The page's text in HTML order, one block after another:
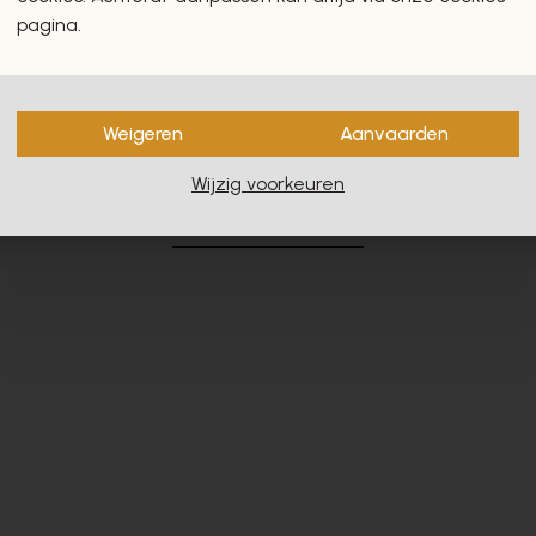
zullen u zeker en vast
pagina.
Weigeren Aanvaarden
Wijzig voorkeuren